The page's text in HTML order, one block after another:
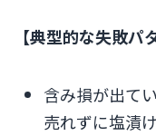
【典型的な失敗パ
含み損が出て
売れずに塩漬